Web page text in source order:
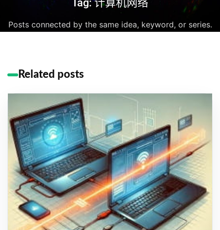
Tag: 计算机网络
Posts connected by the same idea, keyword, or series.
Related posts